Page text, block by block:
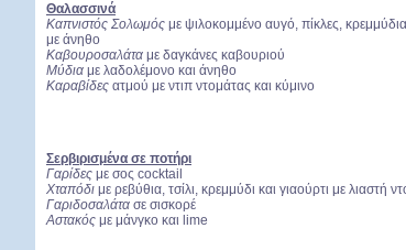
Θαλασσινά
Καπνιστός Σολωμός με ψιλοκομμένο αυγό, πίκλες,
με άνηθο
Καβουροσαλάτα με δαγκάνες καβουριού
Μύδια με λαδολέμονο και άνηθο
Καραβίδες ατμού με ντιπ ντομάτας και κύμινο
Σερβιρισμένα σε ποτήρι
Γαρίδες με σος cocktail
Χταπόδι με ρεβύθια, τσίλι, κρεμμύδι και γιαούρτι με λιαστή
Γαριδοσαλάτα σε σισκορέ
Αστακός με μάνγκο και lime